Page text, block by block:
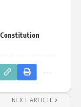
NEXT ARTICLE